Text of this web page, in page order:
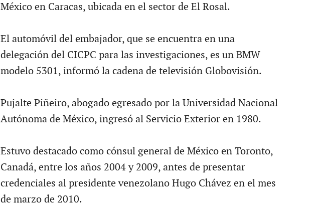
México en Caracas, ubicada en el sector de El Rosal.
El automóvil del embajador, que se encuentra en una
delegación del CICPC para las investigaciones, es un BMW
modelo 5301, informó la cadena de televisión Globovisión.
Pujalte Piñeiro, abogado egresado por la Universidad Nacional
Autónoma de México, ingresó al Servicio Exterior en 1980.
Estuvo destacado como cónsul general de México en Toronto,
Canadá, entre los años 2004 y 2009, antes de presentar
credenciales al presidente venezolano Hugo Chávez en el mes
de marzo de 2010.